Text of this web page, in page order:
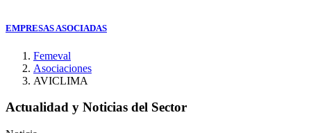
EMPRESAS ASOCIADAS
Femeval
Asociaciones
AVICLIMA
Actualidad y Noticias del Sector